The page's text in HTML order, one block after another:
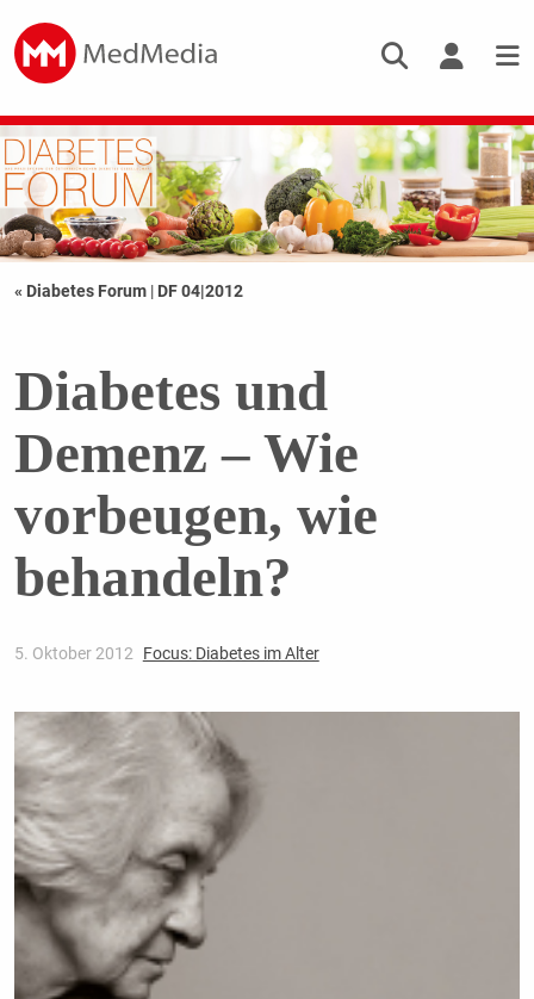
« Diabetes Forum | DF 04|2012
Diabetes und
Demenz – Wie
vorbeugen, wie
behandeln?
5. Oktober 2012 Focus: Diabetes im Alter